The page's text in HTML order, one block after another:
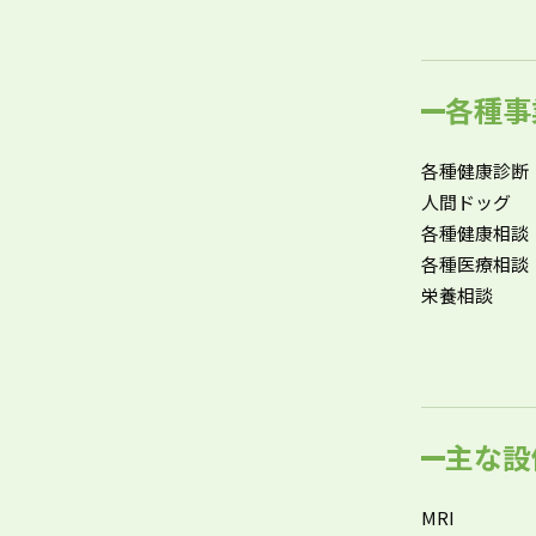
各種
各種健康診断
人間ドッグ
各種健康相談
各種医療相談
栄養相談
主な
MRI